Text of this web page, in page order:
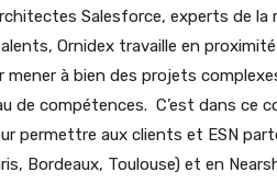
Salesforce, experts de
Ornidex travaille en
mener à bien des projets
de compétences. C’est dans ce
permettre aux clients et ESN
Bordeaux, Toulouse) et en